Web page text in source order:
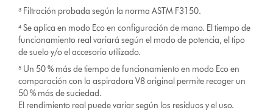
³ Filtración probada según la norma ASTM F3150.
⁴ Se aplica en modo Eco en configuración de mano. El tiempo de
funcionamiento real variará según el modo de potencia, el tipo
de suelo y/o el accesorio utilizado.
⁵ Un 50 % más de tiempo de funcionamiento en modo Eco en
comparación con la aspiradora V8 original permite recoger un
50 % más de suciedad.
El rendimiento real puede variar según los residuos y el uso.